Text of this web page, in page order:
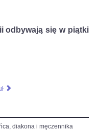
odbywają się w piątki
diakona i męczennika